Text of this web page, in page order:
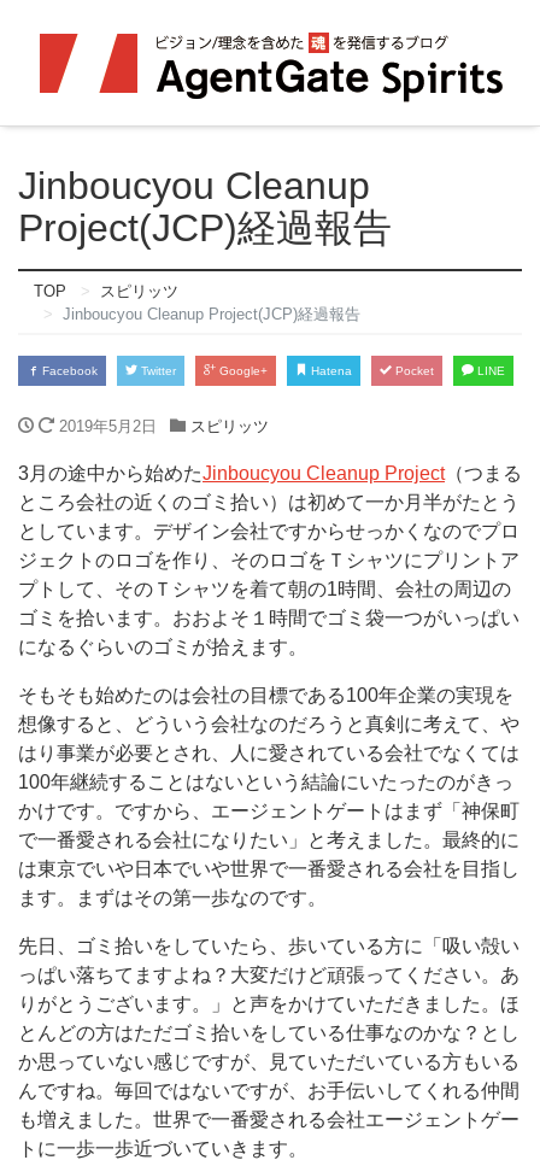
Jinboucyou Cleanup
Project(JCP)経過報告
TOP
スピリッツ
Jinboucyou Cleanup Project(JCP)経過報告
Facebook Twitter Google+ Hatena Pocket LINE
2019年5月2日 スピリッツ
3月の途中から始めたJinboucyou Cleanup Project（つまる
ところ会社の近くのゴミ拾い）は初めて一か月半がたとう
としています。デザイン会社ですからせっかくなのでプロ
ジェクトのロゴを作り、そのロゴをＴシャツにプリントア
プトして、そのＴシャツを着て朝の1時間、会社の周辺の
ゴミを拾います。おおよそ１時間でゴミ袋一つがいっぱい
になるぐらいのゴミが拾えます。
そもそも始めたのは会社の目標である100年企業の実現を
想像すると、どういう会社なのだろうと真剣に考えて、や
はり事業が必要とされ、人に愛されている会社でなくては
100年継続することはないという結論にいたったのがきっ
かけです。ですから、エージェントゲートはまず「神保町
で一番愛される会社になりたい」と考えました。最終的に
は東京でいや日本でいや世界で一番愛される会社を目指し
ます。まずはその第一歩なのです。
先日、ゴミ拾いをしていたら、歩いている方に「吸い殻い
っぱい落ちてますよね？大変だけど頑張ってください。あ
りがとうございます。」と声をかけていただきました。ほ
とんどの方はただゴミ拾いをしている仕事なのかな？とし
か思っていない感じですが、見ていただいている方もいる
んですね。毎回ではないですが、お手伝いしてくれる仲間
も増えました。世界で一番愛される会社エージェントゲー
トに一歩一歩近づいていきます。